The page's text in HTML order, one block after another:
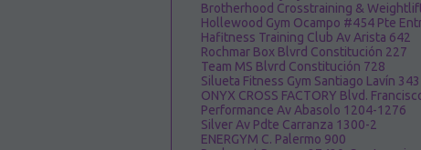
Brotherhood Crosstraining &
Hollewood Gym Ocampo #454 Pte
Hafitness Training Club Av Arista 642
Rochmar Box Blvrd Constitución 227
Team MS Blvrd Constitución 728
Silueta Fitness Gym Santiago Lavín 343
ONYX CROSS FACTORY Blvd.
Performance Av Abasolo 1204-1276
Silver Av Pdte Carranza 1300-2
ENERGYM C. Palermo 900